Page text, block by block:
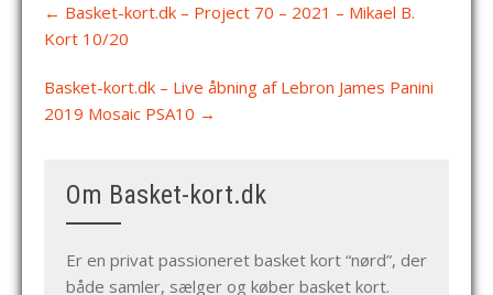
navigation
← Basket-kort.dk – Project 70 – 2021 – Mikael B.
Kort 10/20
Basket-kort.dk – Live åbning af Lebron James Panini
2019 Mosaic PSA10 →
Om Basket-kort.dk
Er en privat passioneret basket kort “nørd”, der
både samler, sælger og køber basket kort.